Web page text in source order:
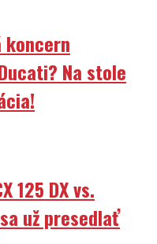
koncern
Na stole
125 DX vs.
už presedlať